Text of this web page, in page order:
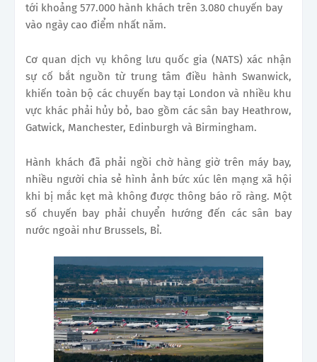
tới khoảng 577.000 hành khách trên 3.080 chuyến bay
vào ngày cao điểm nhất năm.
Cơ quan dịch vụ không lưu quốc gia (NATS) xác nhận
sự cố bắt nguồn từ trung tâm điều hành Swanwick,
khiến toàn bộ các chuyến bay tại London và nhiều khu
vực khác phải hủy bỏ, bao gồm các sân bay Heathrow,
Gatwick, Manchester, Edinburgh và Birmingham.
Hành khách đã phải ngồi chờ hàng giờ trên máy bay,
nhiều người chia sẻ hình ảnh bức xúc lên mạng xã hội
khi bị mắc kẹt mà không được thông báo rõ ràng. Một
số chuyến bay phải chuyển hướng đến các sân bay
nước ngoài như Brussels, Bỉ.